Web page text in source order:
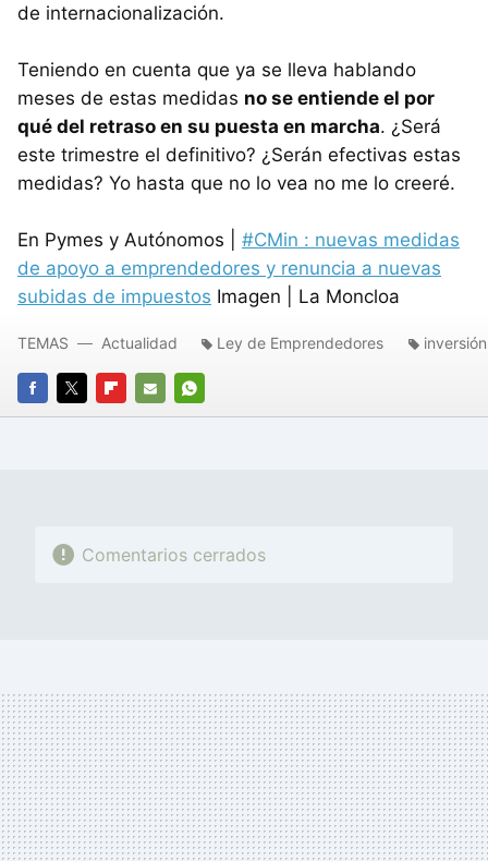
de internacionalización.
Teniendo en cuenta que ya se lleva hablando
meses de estas medidas no se entiende el por
qué del retraso en su puesta en marcha. ¿Será
este trimestre el definitivo? ¿Serán efectivas estas
medidas? Yo hasta que no lo vea no me lo creeré.
En Pymes y Autónomos | #CMin : nuevas medidas
de apoyo a emprendedores y renuncia a nuevas
subidas de impuestos Imagen | La Moncloa
FACEBOOK
TWITTERFLIPBOARD
E-
WHATSAPP
TEMAS Actualidad Ley de Emprendedores inversión
Comentarios cerrados